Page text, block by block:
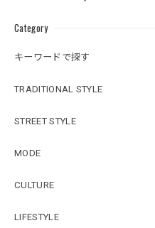
Category
キーワードで探す
TRADITIONAL STYLE
STREET STYLE
MODE
CULTURE
LIFESTYLE